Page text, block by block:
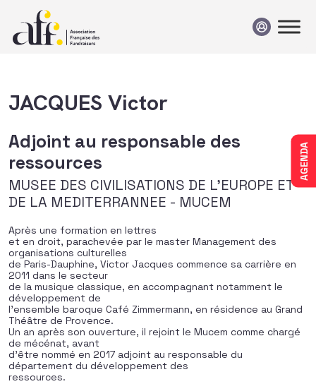
AGENDA
JACQUES Victor
Adjoint au responsable des
ressources
MUSEE DES CIVILISATIONS DE L'EUROPE ET
DE LA MEDITERRANNEE - MUCEM
Après une formation en lettres
et en droit, parachevée par le master Management des
organisations culturelles
de Paris-Dauphine, Victor Jacques commence sa carrière en
2011 dans le secteur
de la musique classique, en accompagnant notamment le
développement de
l’ensemble baroque Café Zimmermann, en résidence au Grand
Théâtre de Provence.
Un an après son ouverture, il rejoint le Mucem comme chargé
de mécénat, avant
d’être nommé en 2017 adjoint au responsable du
département du développement des
ressources.